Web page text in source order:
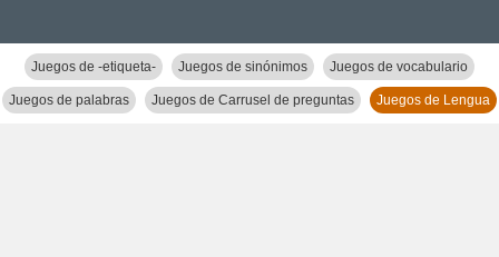
Juegos de -etiqueta- Juegos de sinónimos Juegos de vocabulario
Juegos de palabras Juegos de Carrusel de preguntas Juegos de Lengua